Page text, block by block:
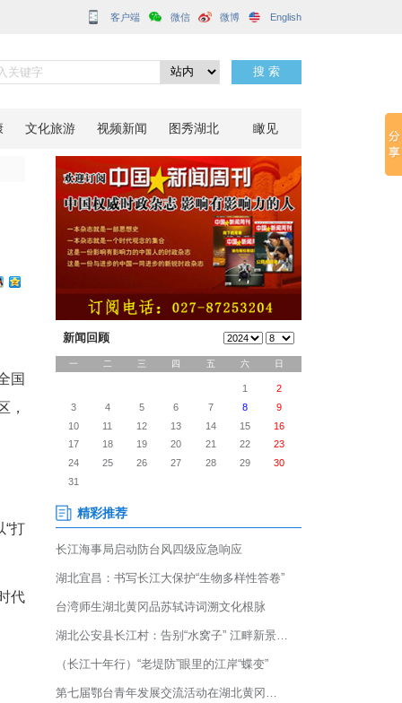
畴
企业参展，超200家全国
级区域公用品牌设立专区，
)
度盛会。本届农博会以“打